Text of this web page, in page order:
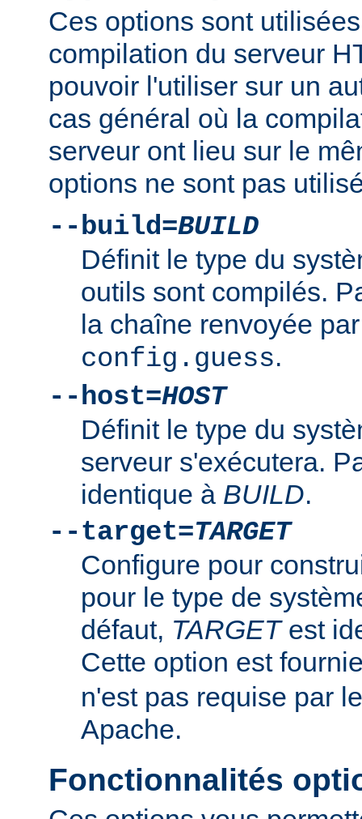
Ces options sont
compilation du serveur
pouvoir l'utiliser sur un
cas général où la
serveur ont lieu sur le
options ne sont pas
--build=BUILD
Définit le type du
outils sont compilés.
la chaîne renvoyée
config.guess.
--host=HOST
Définit le type du
serveur s'exécutera.
identique à BUILD.
--target=TARGET
Configure pour
pour le type de
défaut, TARGETest
Cette option est
n'est pas requise par
Apache.
Fonctionnalités